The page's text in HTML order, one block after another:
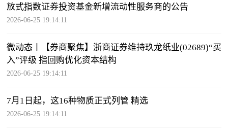
放式指数证券投资基金新增流动性服务商的公告
2026-06-25 19:14:11
微动态丨【券商聚焦】浙商证券维持玖龙纸业(02689)“买
入”评级 指回购优化资本结构
2026-06-25 19:14:11
7月1日起，这16种物质正式列管 精选
2026-06-25 19:14:11